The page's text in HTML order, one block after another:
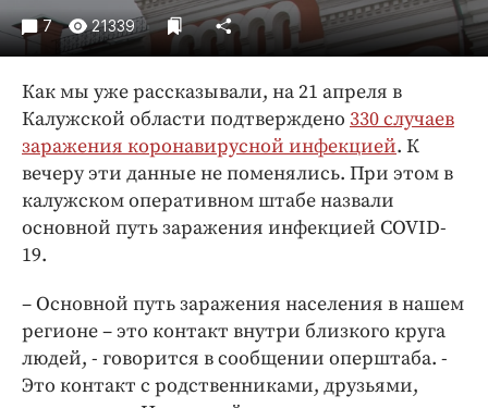
Происшествия
Спорт
Экономика и бизнес
ПРОЕКТЫ
Блоги
Издания
Медиаперсона
Клиника года
Бренд года
Работодатель года
7 21339
Как мы уже рассказывали, на 21 апреля в
Калужской области подтверждено 330 случаев
заражения коронавирусной инфекцией. К
вечеру эти данные не поменялись. При этом в
калужском оперативном штабе назвали
основной путь заражения инфекцией COVID-
19.
– Основной путь заражения населения в нашем
регионе – это контакт внутри близкого круга
людей, - говорится в сообщении оперштаба. -
Это контакт с родственниками, друзьями,